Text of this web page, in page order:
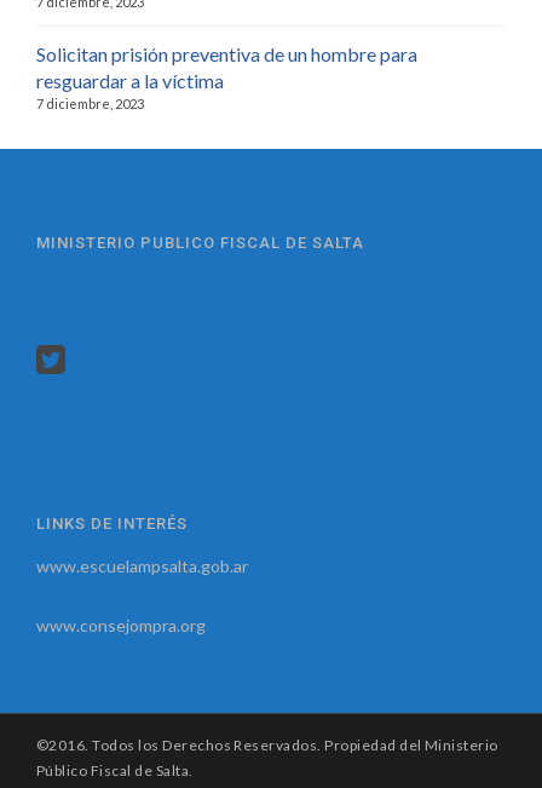
Solicitan prisión preventiva de un hombre para
resguardar a la víctima
7 diciembre, 2023
MINISTERIO PUBLICO FISCAL DE SALTA
LINKS DE INTERÉS
www.escuelampsalta.gob.ar
www.consejompra.org
©2016. Todos los Derechos Reservados. Propiedad del Ministerio
Público Fiscal de Salta.